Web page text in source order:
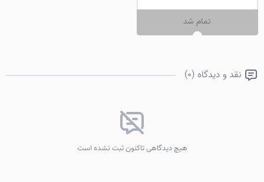
تمام شد
نقد و دیدگاه (0)
هیچ دیدگاهی تاکنون ثبت نشده است